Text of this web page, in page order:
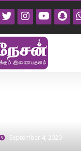
September 4, 2020